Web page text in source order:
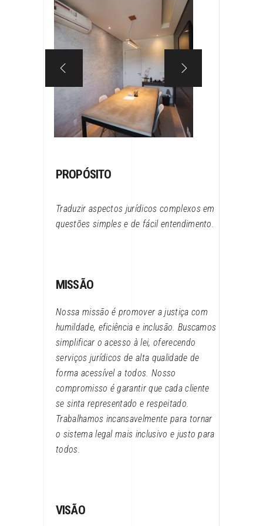
PROPÓSITO
Traduzir aspectos jurídicos complexos em
questões simples e de fácil entendimento.
MISSÃO
Nossa missão é promover a justiça com
humildade, eficiência e inclusão. Buscamos
simplificar o acesso à lei, oferecendo
serviços jurídicos de alta qualidade de
forma acessível a todos. Nosso
compromisso é garantir que cada cliente
se sinta representado e respeitado.
Trabalhamos incansavelmente para tornar
o sistema legal mais inclusivo e justo para
todos.
VISÃO